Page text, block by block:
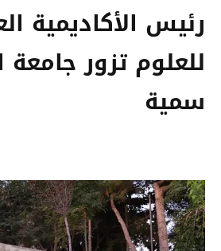
رئيس الأكاديمية
للعلوم تزور جامعة
سمية